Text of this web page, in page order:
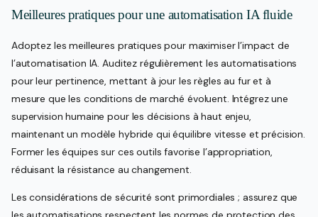
Meilleures pratiques pour une automatisation IA fluide
Adoptez les meilleures pratiques pour maximiser l’impact de
l’automatisation IA. Auditez régulièrement les automatisations
pour leur pertinence, mettant à jour les règles au fur et à
mesure que les conditions de marché évoluent. Intégrez une
supervision humaine pour les décisions à haut enjeu,
maintenant un modèle hybride qui équilibre vitesse et précision.
Former les équipes sur ces outils favorise l’appropriation,
réduisant la résistance au changement.
Les considérations de sécurité sont primordiales ; assurez que